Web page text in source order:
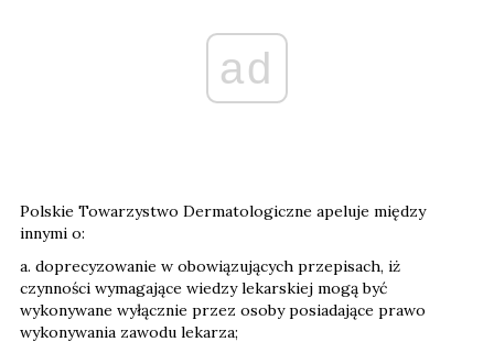
ad
Polskie Towarzystwo Dermatologiczne apeluje między
innymi o:
a. doprecyzowanie w obowiązujących przepisach, iż
czynności wymagające wiedzy lekarskiej mogą być
wykonywane wyłącznie przez osoby posiadające prawo
wykonywania zawodu lekarza;